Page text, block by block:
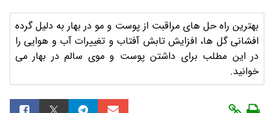
بهترین راه حل های مراقبت از پوست و مو در بهار به دلیل گرده
افشانی گل ها، افزایش تابش آفتاب و تغییرات آب و هوایی را
در این مطلب برای داشتن پوست و موی سالم در بهار می
خوانید.